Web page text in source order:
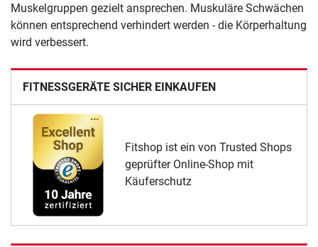
FITNESSGERÄTE SICHER EINKAUFEN
Fitshop ist ein von Trusted Shops
geprüfter Online-Shop mit
Käuferschutz
Muskelgruppen gezielt ansprechen. Muskuläre Schwächen
können entsprechend verhindert werden - die Körperhaltung
wird verbessert.